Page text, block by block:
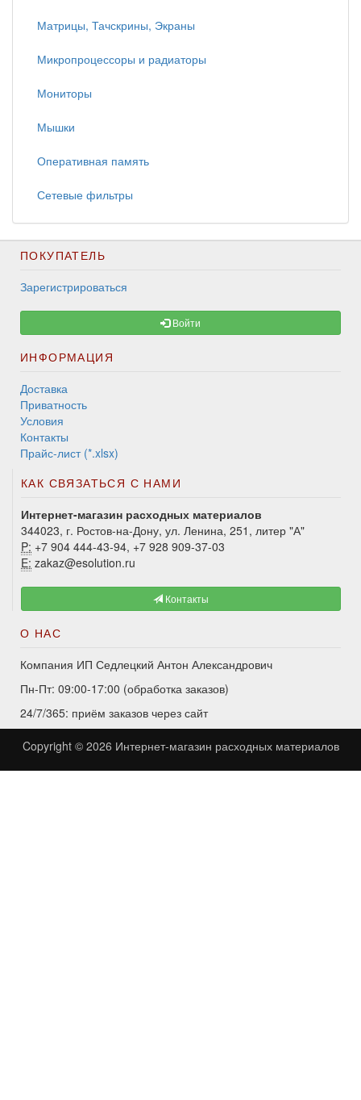
Матрицы, Тачскрины, Экраны
Микропроцессоры и радиаторы
Мониторы
Мышки
Оперативная память
Сетевые фильтры
ПОКУПАТЕЛЬ
Зарегистрироваться
Войти
ИНФОРМАЦИЯ
Доставка
Приватность
Условия
Контакты
Прайс-лист (*.xlsx)
КАК СВЯЗАТЬСЯ С НАМИ
Интернет-магазин расходных материалов
344023, г. Ростов-на-Дону, ул. Ленина, 251, литер "А"
P: +7 904 444-43-94, +7 928 909-37-03
E: zakaz@esolution.ru
Контакты
О НАС
Компания ИП Седлецкий Антон Александрович
Пн-Пт: 09:00-17:00 (обработка заказов)
24/7/365: приём заказов через сайт
Copyright © 2026 Интернет-магазин расходных материалов